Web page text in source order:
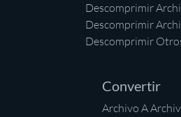
Descomprimir
Descomprimir
Descomprimir
Convertir
Archivo A